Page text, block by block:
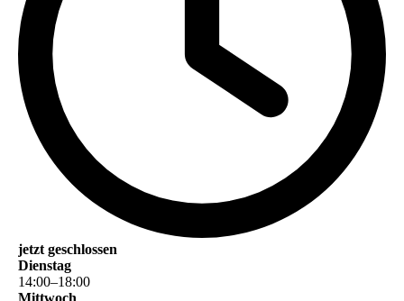
jetzt geschlossen
Dienstag
14:00–18:00
Mittwoch